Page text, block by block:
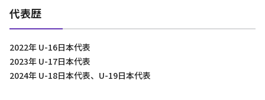
代表歴
2022年 U-16日本代表
2023年 U-17日本代表
2024年 U-18日本代表、U-19日本代表